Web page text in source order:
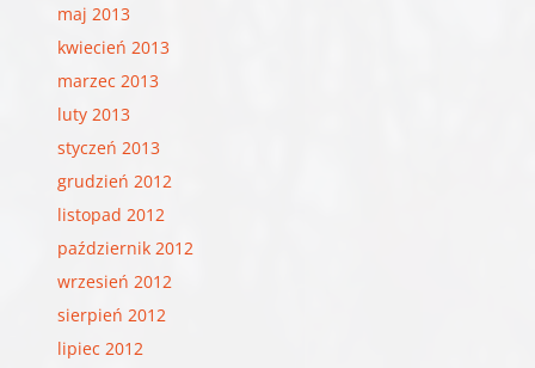
maj 2013
kwiecień 2013
marzec 2013
luty 2013
styczeń 2013
grudzień 2012
listopad 2012
październik 2012
wrzesień 2012
sierpień 2012
lipiec 2012